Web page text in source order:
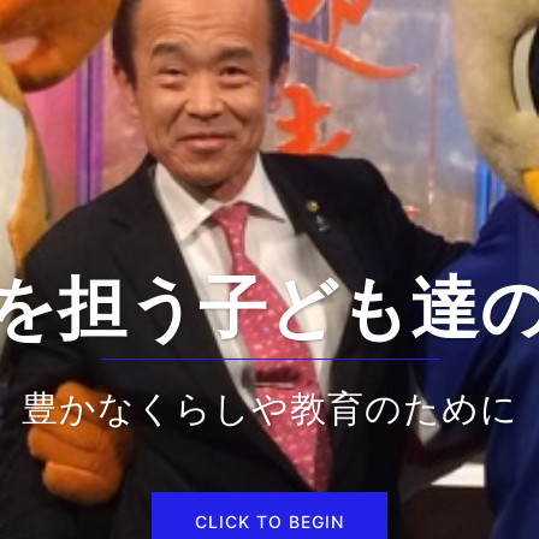
担う子ども達
豊かなくらしや教育のために
CLICK TO BEGIN